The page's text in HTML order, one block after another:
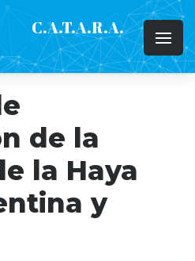
C.A.T.A.R.A.
de la
la Haya
y